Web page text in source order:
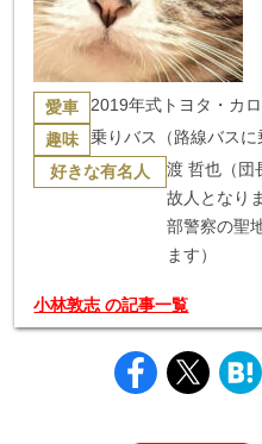
愛車 2019年式トヨタ・カ
趣味 乗りバス（路線バスに
好きな有名人
渡 哲也（
故人となり
部警察の聖
ます）
小林敦志 の記事一覧